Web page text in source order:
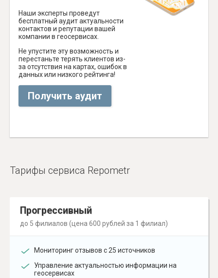
Наши эксперты проведут
бесплатный аудит актуальности
контактов и репутации вашей
компании в геосервисах.
Не упустите эту возможность и
перестаньте терять клиентов из-
за отсутствия на картах, ошибок в
данных или низкого рейтинга!
Получить аудит
Тарифы сервиса Repometr
Прогрессивный
до 5 филиалов (цена 600 рублей за 1 филиал)
Мониторинг отзывов с 25 источников
Управление актуальностью информации на
геосервисах